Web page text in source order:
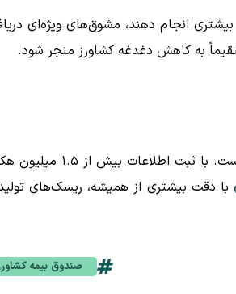
بیشتری انجام دهند، مشوق‌های ویژه‌ای
به کاهش دغدغه کشاورز منجر شود.
در نهایت، رویکرد داده‌محور صندوق با اجرای طرح «بیمه فراگیر گندم» به بار نشسته است. با ثبت
با دقت بیشتری از همیشه، ریسک‌های
صندوق بیمه